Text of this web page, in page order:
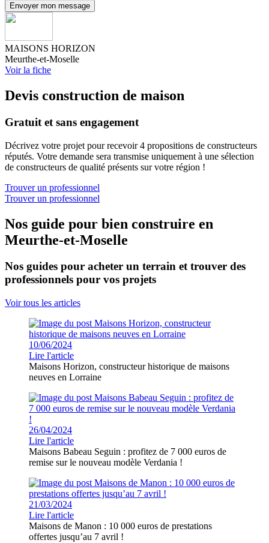
Envoyer mon message
MAISONS HORIZON
Meurthe-et-Moselle
Voir la fiche
Devis construction de maison
Gratuit et sans engagement
Décrivez votre projet pour recevoir 4 propositions de constructeurs
réputés. Votre demande sera transmise uniquement à une sélection
de constructeurs de qualité présents sur votre région !
Trouver un professionnel
Trouver un professionnel
Nos guide pour bien construire en
Meurthe-et-Moselle
Nos guides pour acheter un terrain et trouver des
professionnels pour vos projets
Voir tous les articles
10/06/2024
Lire l'article
Maisons Horizon, constructeur historique de maisons
neuves en Lorraine
26/04/2024
Lire l'article
Maisons Babeau Seguin : profitez de 7 000 euros de
remise sur le nouveau modèle Verdania !
21/03/2024
Lire l'article
Maisons de Manon : 10 000 euros de prestations
offertes jusqu’au 7 avril !